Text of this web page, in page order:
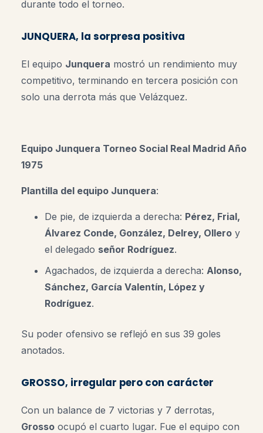
durante todo el torneo.
JUNQUERA, la sorpresa positiva
El equipo Junquera mostró un rendimiento muy
competitivo, terminando en tercera posición con
solo una derrota más que Velázquez.
Equipo Junquera Torneo Social Real Madrid Año
1975
Plantilla del equipo Junquera:
De pie, de izquierda a derecha: Pérez, Frial,
Álvarez Conde, González, Delrey, Ollero y
el delegado señor Rodríguez.
Agachados, de izquierda a derecha: Alonso,
Sánchez, García Valentín, López y
Rodríguez.
Su poder ofensivo se reflejó en sus 39 goles
anotados.
GROSSO, irregular pero con carácter
Con un balance de 7 victorias y 7 derrotas,
Grosso ocupó el cuarto lugar. Fue el equipo con